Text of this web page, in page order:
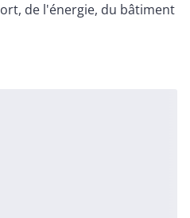
de l'énergie, du bâtiment